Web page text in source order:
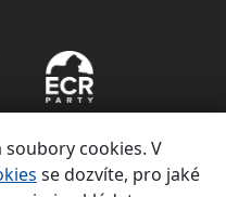
cookies. V
se dozvíte, pro jaké